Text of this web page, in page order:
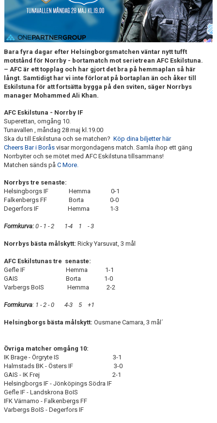
DOKUMENT
BILDARKIV
TABELL ETTAN SÖDRA 2025
Bara fyra dagar efter Helsingborgsmatchen väntar nytt tufft
motstånd för Norrby - bortamatch mot serietrean AFC Eskilstuna.
– AFC är ett topplag och har gjort det bra på hemmaplan så här
långt. Samtidigt har vi inte förlorat på bortaplan än och åker till
Eskilstuna för att fortsätta bygga på den sviten, säger Norrbys
manager Mohammed Ali Khan.
AFC Eskilstuna - Norrby IF
Superettan, omgång 10.
Tunavallen , måndag 28 maj kl.19.00
Ska du till Eskilstuna och se matchen? Köp dina biljetter här
Cheers Bar i Borås visar morgondagens match. Samla ihop ett gäng
Norrbyiter och se mötet med AFC Eskilstuna tillsammans!
Matchen sänds på C More.
Norrbys tre senaste:
Helsingborgs IF Hemma 0-1
Falkenbergs FF Borta 0-0
Degerfors IF Hemma 1-3
Formkurva: 0 - 1 - 2 1-4 1 - 3
Norrbys bästa målskytt: Ricky Yarsuvat, 3 mål
AFC Eskilstunas tre senaste:
Gefle IF Hemma 1-1
GAIS Borta 1-0
Varbergs BoIS Hemma 2-2
Formkurva: 1 - 2 - 0 4-3 5 +1
Helsingborgs bästa målskytt: Ousmane Camara, 3 mål´
Övriga matcher omgång 10:
IK Brage - Örgryte IS 3-1
Halmstads BK - Östers IF 3-0
GAIS - IK Frej 2-1
Helsingborgs IF - Jönköpings Södra IF
Gefle IF - Landskrona BoIS
IFK Värnamo - Falkenbergs FF
Varbergs BoIS - Degerfors IF